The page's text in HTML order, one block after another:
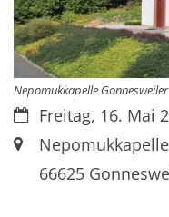
Nepomukkapelle Gonnesweiler
Datum:Freitag, 16. Mai
Ort:Nepomukkapelle
66625